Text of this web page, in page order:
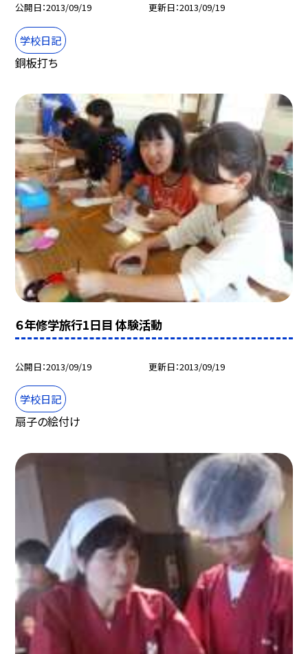
公開日 2013/09/19 更新日 2013/09/19
学校日記
銅板打ち
６年修学旅行1日目 体験活動
公開日 2013/09/19 更新日 2013/09/19
学校日記
扇子の絵付け